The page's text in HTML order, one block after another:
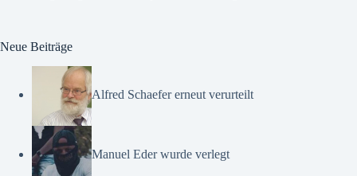
Neue Beiträge
Alfred Schaefer erneut verurteilt
Manuel Eder wurde verlegt